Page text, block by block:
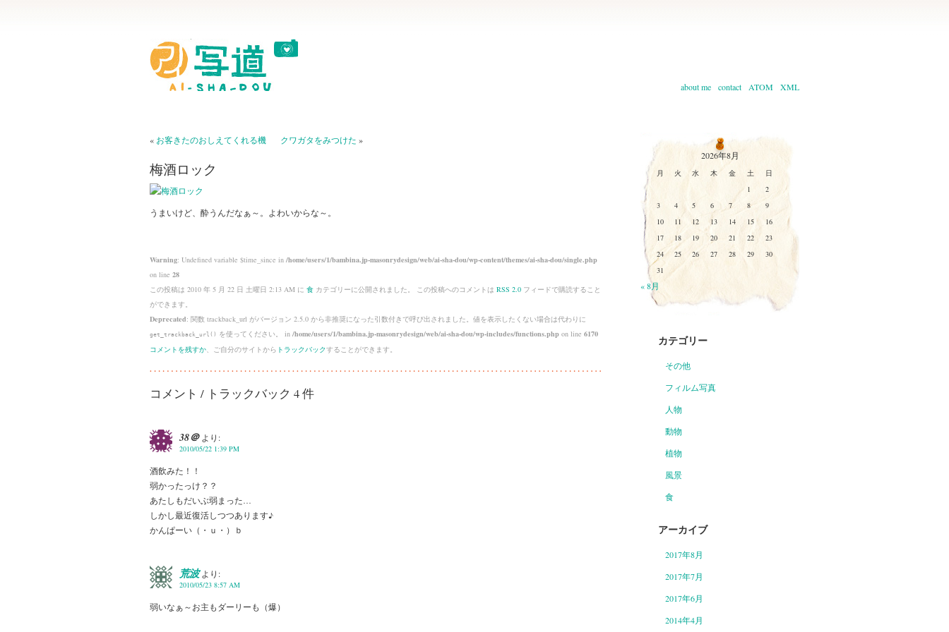
about me contact ATOM XML
« お客きたのおしえてくれる機 クワガタをみつけた »
梅酒ロック
うまいけど、酔うんだなぁ～。よわいからな～。
Warning: Undefined variable $time_since in /home/users/1/bambina.jp-masonrydesign/web/ai-sha-dou/wp-content/themes/ai-sha-dou/single.php
on line 28
この投稿は 2010 年 5 月 22 日 土曜日 2:13 AM に 食 カテゴリーに公開されました。 この投稿へのコメントは RSS 2.0 フィードで購読すること
ができます。
Deprecated: 関数 trackback_url がバージョン 2.5.0 から非推奨になった引数付きで呼び出されました。値を表示したくない場合は代わりに
get_trackback_url() を使ってください。 in /home/users/1/bambina.jp-masonrydesign/web/ai-sha-dou/wp-includes/functions.php on line 6170
コメントを残すか、ご自分のサイトから トラックバックすることができます。
コメント / トラックバック 4 件
38＠ より:
2010/05/22 1:39 PM
酒飲みた！！
弱かったっけ？？
あたしもだいぶ弱まった…
しかし最近復活しつつあります♪
かんぱーい（・ｕ・）ｂ
荒波 より:
2010/05/23 8:57 AM
弱いなぁ～お主もダーリーも（爆）
2026年8月
月 火 水 木 金 土
日
1
2
3
4 5 6 7 8
9
10
11 12 13 14 15
16
17
18 19 20 21 22
23
24
25 26 27 28 29
30
31
« 8月
カテゴリー
その他
フィルム写真
人物
動物
植物
風景
食
アーカイブ
2017年8月
2017年7月
2017年6月
2014年4月